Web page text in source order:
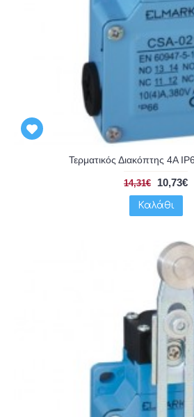
Τερματικός Διακόπτης 4A
14,31€ 10,73€
Καλάθι